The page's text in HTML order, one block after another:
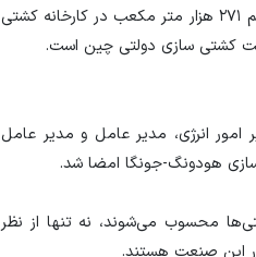
در بیانیه‌ قطر انرژی آمده است: ساخت کشتی‌های جدید هر کدام با حجم ۲۷۱ هزار متر مکعب در کارخانه کشتی
کشتی سازی دولتی چین است.
امور انرژی، مدیر عامل و مدیر عامل
هودونگ-جونگا امضا شد.
محسوب می‌شوند، نه تنها از نظر
این صنعت هستند.